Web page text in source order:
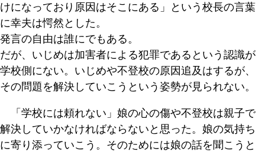
けになっており原因はそこにある」という校長の言葉
に幸夫は愕然とした。
発言の自由は誰にでもある。
だが、いじめは加害者による犯罪であるという認識が
学校側にない。いじめや不登校の原因追及はするが、
その問題を解決していこうという姿勢が見られない。
「学校には頼れない」娘の心の傷や不登校は親子で
解決していかなければならないと思った。娘の気持ち
に寄り添っていこう。そのためには娘の話を聞こうと